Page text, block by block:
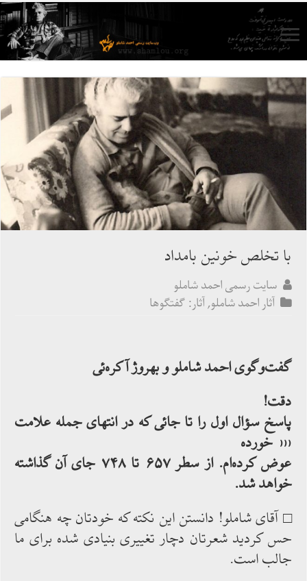
با تخلص خونین بامداد
سایت رسمی احمد شاملو
آثار احمد شاملو,آثار: گفتگوها
گفت‌وگوی احمد شاملو و بهروژ آکره‌ئی
دقت!
پاسخ سؤال اول را تا جائی که در انتهای جمله علامت
‹‹‹ خورده
عوض کرده‌ام. از سطر ۶۵۷ تا ۷۴۸ جای ‌آن ‌گذاشته
‌خواهد شد.
□ آقای شاملو! دانستن این نکته که خودتان چه هنگامی
حس ‌کردید شعرتان دچار تغییری بنیادی شده برای ما
جالب است.